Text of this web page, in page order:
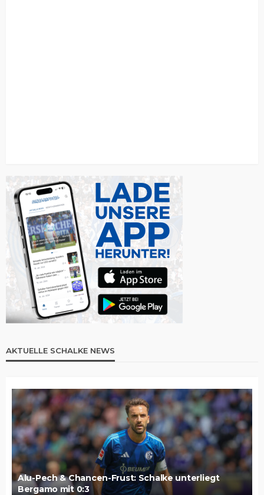
AKTUELLE SCHALKE NEWS
Alu-Pech & Chancen-Frust: Schalke unterliegt
Bergamo mit 0:3